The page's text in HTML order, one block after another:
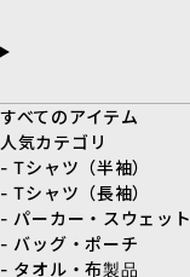
すべてのアイテム
人気カテゴリ
- Tシャツ（半袖）
- Tシャツ（長袖）
- パーカー・スウェット
- バッグ・ポーチ
- タオル・布製品